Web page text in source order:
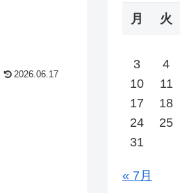
2026.06.17
月
火
3
4
10
11
17
18
24
25
31
« 7月